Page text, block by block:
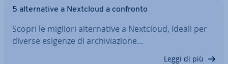
5 al­ter­na­ti­ve a Nextcloud a confronto
Scopri le migliori al­ter­na­ti­ve a Nextcloud, ideali per
diverse esigenze di ar­chi­via­zio­ne…
Leggi di più